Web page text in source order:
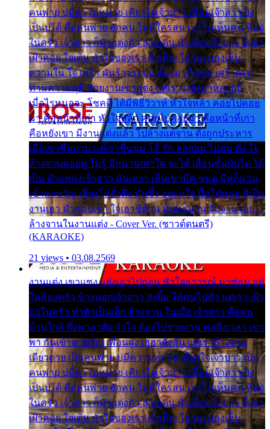
คนพ่าย บ่มีความหมาย เคียงใจเจ้าบ่าว เพื่อนเจ้าสาว ยัง
เป็นบ่ได้ คือคนพ่าย ฮักคน ไม่มีใครสน เขาไม่เห็นคน ที่อยู่
ในครัว เจ้าสาว ก็มัวแต่งตัว สวยเด่น นั่งเคียงเจ้าบ่าว ที่เขา
เฝ้าคอย ใจเต้น หัวใจของเรา ลำเค็ญ ใครจะมองเห็น
ความใน ใจ เศร้า มันร้าวระบม ต้องมาขื่นขม เศร้าตรม
ท่ามความสุขี ช่วยงานเขาแต่ง แต่เรา แล้งมาหลายปี
เมื่อไรหนอจะ โชคดี ได้มีพิธีวิวาห์ หัวใจหล้า คอยไปคอย
มา คือหน้าที่เก่า หัวใจหล้า คอยไปคอยมา คือหน้าที่เก่า
คือหยังเขา มีงานแต่งแล้ว ไปล้างแต่จาน ดั่งถูกประหาร
เมื่อเขาชื่นบาน แต่เราขื่นขม โอ้ รัก ลอยลม ไม่สม ดัง ใจ
ล้างจานคอยคู่ ไม่รู้ อีกนานเท่าใด จะได้ เลื่อนขั้นบันได ได้
เป็น ตำแหน่งเจ้าสาว มันเหงา เห็นเขามีคู่ ซมดู มีคู่ก็ม่วน
เข้าพาขวัญ เสียงโห่ตึงตึง มันซึ้ง อยู่แก่ใจ มื้อใด๋หนอ สิเป็น
งานเฮา มัวซอยเขา ใจเฮาซิด้าน มันทรมาน จับจาน เอย…
ล้างจานในงานแต่ง - Cover Ver. (ซาวด์ดนตรี)
(KARAOKE)
21 views • 03.08.2569
งานแต่ง เขาแซง แย่งเอาไปก่อน หัวใจอาวรณ์ มาซ่อน อยู่
ในห้องครัว ข้างนอกเจ้าสาว ส่งยิ้ม ให้คนไปทั่ว แต่เรา เฝ้า
อยู่ในครัว ทำตัวเป็นเด็ก ล้างจาน ในเมื่อ เจ้าสาว คือคน
บ้านใกล้ พึ่งพาอาศัย จำใจ ต้องไปช่วยงาน พอถึงเวลา เขา
พา กันเข้าพาขวัญ เพื่อนฝูง เฮฮาดังลั่น แต่เราล้างจาน
เดียวดาย เป็นคนพ่าย บ่มีความหมาย เคียงใจเจ้าบ่าว เป็น
คนพ่าย บ่มีความหมาย เคียงใจเจ้าบ่าว เพื่อนเจ้าสาว ยัง
เป็นบ่ได้ คือคนพ่าย ฮักคน ไม่มีใครสน เขาไม่เห็นคน ที่อยู่
ในครัว เจ้าสาว ก็มัวแต่งตัว สวยเด่น นั่งเคียงเจ้าบ่าว ที่เขา
เฝ้าคอย ใจเต้น หัวใจของเรา ลำเค็ญ ใครจะมองเห็น